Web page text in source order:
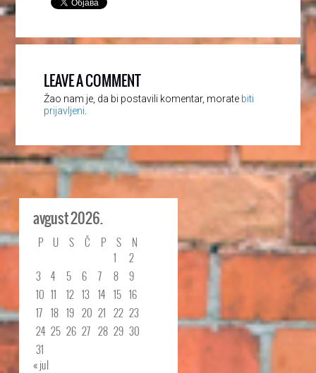
LEAVE A COMMENT
Žao nam je, da bi postavili komentar, morate biti
prijavljeni
avgust 2026.
P U S Č P S
N
1
2
3
4 5 6 7 8
9
10 11 12 13 14 15 16
17 18 19 20 21 22 23
24 25 26 27 28 29 30
31
« jul